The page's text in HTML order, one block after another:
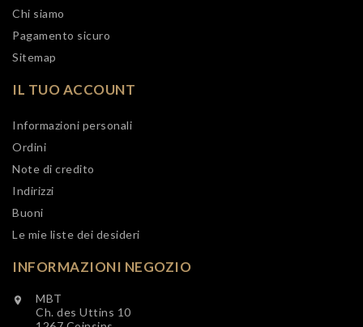
Chi siamo
Pagamento sicuro
Sitemap
IL TUO ACCOUNT
Informazioni personali
Ordini
Note di credito
Indirizzi
Buoni
Le mie liste dei desideri
INFORMAZIONI NEGOZIO

MBT
Ch. des Uttins 10